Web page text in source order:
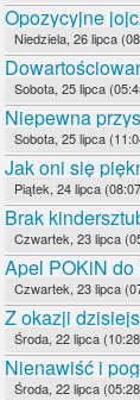
Opozycyjne
Niedziela, 26 lipca
Sobota, 25 lipca
Niepewna
Sobota, 25 lipca
Jak oni się
Piątek, 24 lipca
Brak
Czwartek, 23 lipca
Apel POKiN do
Czwartek, 23 lipca
Z okazji
Środa, 22 lipca
Nienawiść i
Środa, 22 lipca